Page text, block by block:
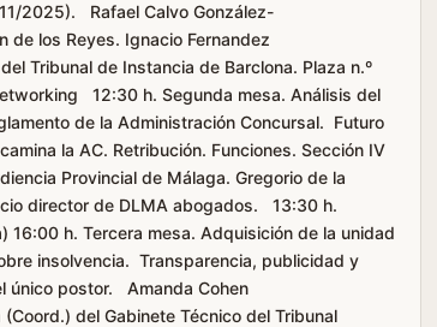
2025). Rafael Calvo González-
de los Reyes. Ignacio Fernandez
Tribunal de Instancia de Barclona. Plaza n.º
12:30 h. Segunda mesa. Análisis del
de la Administración Concursal. Futuro
la AC. Retribución. Funciones. Sección IV
Provincial de Málaga. Gregorio de la
director de DLMA abogados. 13:30 h.
h. Tercera mesa. Adquisición de la unidad
insolvencia. Transparencia, publicidad y
único postor. Amanda Cohen
del Gabinete Técnico del Tribunal